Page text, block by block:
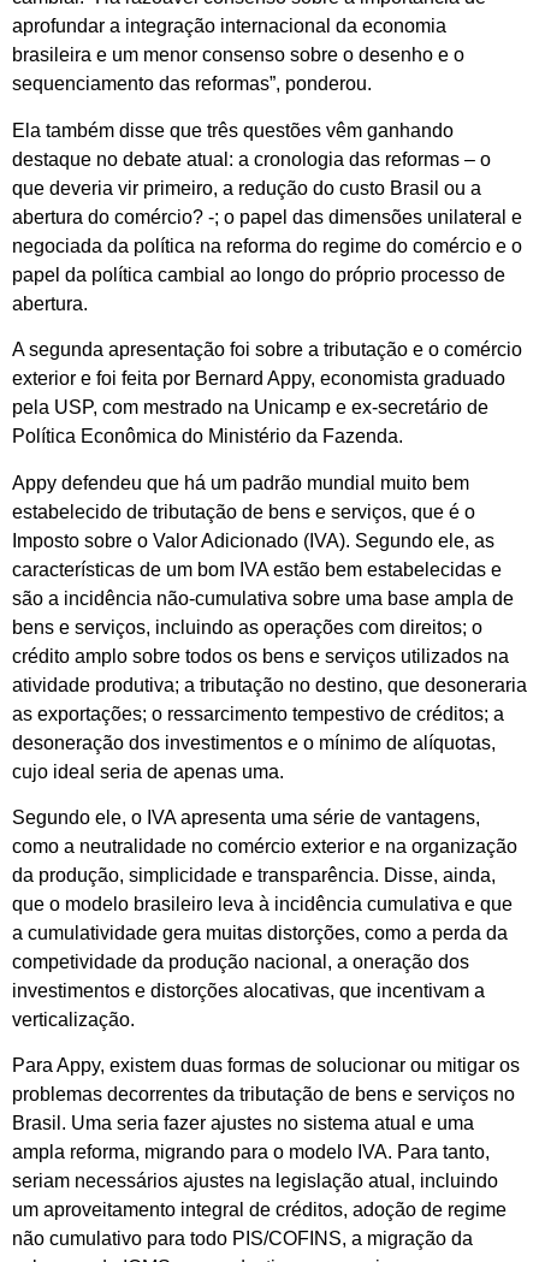
aprofundar a integração internacional da economia
brasileira e um menor consenso sobre o desenho e o
sequenciamento das reformas”, ponderou.
Ela também disse que três questões vêm ganhando
destaque no debate atual: a cronologia das reformas – o
que deveria vir primeiro, a redução do custo Brasil ou a
abertura do comércio? -; o papel das dimensões unilateral e
negociada da política na reforma do regime do comércio e o
papel da política cambial ao longo do próprio processo de
abertura.
A segunda apresentação foi sobre a tributação e o comércio
exterior e foi feita por Bernard Appy, economista graduado
pela USP, com mestrado na Unicamp e ex-secretário de
Política Econômica do Ministério da Fazenda.
Appy defendeu que há um padrão mundial muito bem
estabelecido de tributação de bens e serviços, que é o
Imposto sobre o Valor Adicionado (IVA). Segundo ele, as
características de um bom IVA estão bem estabelecidas e
são a incidência não-cumulativa sobre uma base ampla de
bens e serviços, incluindo as operações com direitos; o
crédito amplo sobre todos os bens e serviços utilizados na
atividade produtiva; a tributação no destino, que desoneraria
as exportações; o ressarcimento tempestivo de créditos; a
desoneração dos investimentos e o mínimo de alíquotas,
cujo ideal seria de apenas uma.
Segundo ele, o IVA apresenta uma série de vantagens,
como a neutralidade no comércio exterior e na organização
da produção, simplicidade e transparência. Disse, ainda,
que o modelo brasileiro leva à incidência cumulativa e que
a cumulatividade gera muitas distorções, como a perda da
competividade da produção nacional, a oneração dos
investimentos e distorções alocativas, que incentivam a
verticalização.
Para Appy, existem duas formas de solucionar ou mitigar os
problemas decorrentes da tributação de bens e serviços no
Brasil. Uma seria fazer ajustes no sistema atual e uma
ampla reforma, migrando para o modelo IVA. Para tanto,
seriam necessários ajustes na legislação atual, incluindo
um aproveitamento integral de créditos, adoção de regime
não cumulativo para todo PIS/COFINS, a migração da